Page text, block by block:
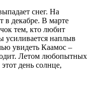
снег. На
в декабре. В марте
тем, кто любит
усиливается наплыв
увидеть Каамос –
Летом любопытных
день солнце,